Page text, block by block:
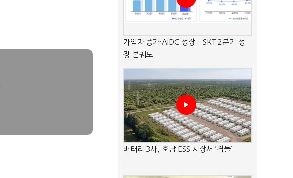
가입자 증가·AIDC 성장…SKT 2분기 성
장 본궤도
배터리 3사, 호남 ESS 시장서 ‘격돌’